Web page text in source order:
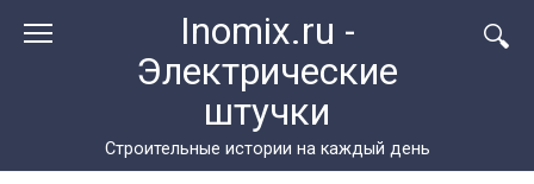
Inomix.ru -
Электрические
штучки
Cтроительные истории на каждый день